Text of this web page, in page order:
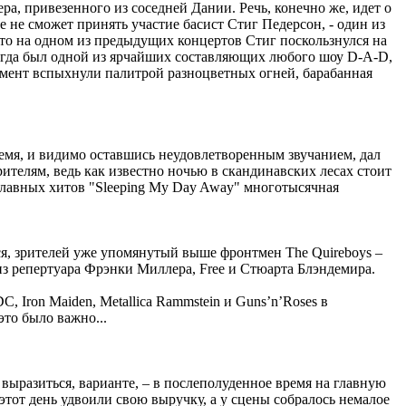
привезенного из соседней Дании. Речь, конечно же, идет о
не сможет принять участие басист Стиг Педерсон, - один из
на одном из предыдущих концертов Стиг поскользнулся на
был одной из ярчайших составляющих любого шоу D-A-D,
вспыхнули палитрой разноцветных огней, барабанная
и видимо оставшись неудовлетворенным звучанием, дал
ведь как известно ночью в скандинавских лесах стоит
хитов "Sleeping My Day Away" многотысячная
зрителей уже упомянутый выше фронтмен The Quireboys –
Фрэнки Миллера, Free и Стюарта Блэндемира.
Iron Maiden, Metallica Rammstein и Guns’n’Roses в
было важно...
варианте, – в послеполуденное время на главную
день удвоили свою выручку, а у сцены собралось немалое